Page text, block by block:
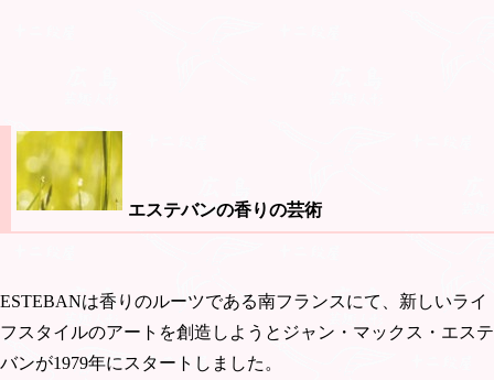
エステバンの香りの芸術
ESTEBANは香りのルーツである南フランスにて、新しいライ
フスタイルのアートを創造しようとジャン・マックス・エステ
バンが1979年にスタートしました。